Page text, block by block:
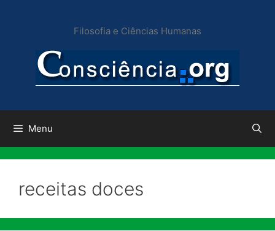
conteúdo
Filosofia e Ciências Humanas
Menu
receitas doces